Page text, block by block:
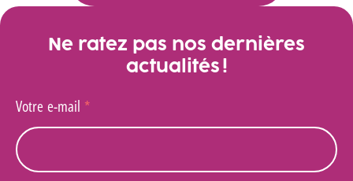
Ne ratez pas nos dernières
actualités !
Votre e-mail *